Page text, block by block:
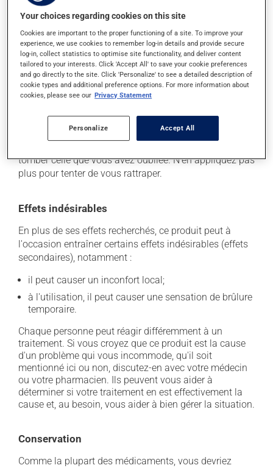
En règle générale, on utilise ce produit deux fois par
jour. Il est possible que votre pharmacien vous ait
indiqué un horaire différent qui est plus approprié pour
vous. Vous devez l'utiliser régulièrement et de façon
continue pour maintenir ses effets bénéfiques.
Pour maintenir ses effets bénéfiques, il doit être utilisé
jamais en manquer. Si vous oubliez une dose,
appliquez-la dès que vous y pensez. S'il est presque
tomber celle que vous avez oubliée. N'en appliquez pas
plus pour tenter de vous rattraper.
Effets indésirables
En plus de ses effets recherchés, ce produit peut à
l'occasion entraîner certains effets indésirables (effets
secondaires), notamment :
il peut causer un inconfort local;
à l'utilisation, il peut causer une sensation de brûlure
temporaire.
Chaque personne peut réagir différemment à un
traitement. Si vous croyez que ce produit est la cause
d'un problème qui vous incommode, qu'il soit
mentionné ici ou non, discutez-en avec votre médecin
ou votre pharmacien. Ils peuvent vous aider à
déterminer si votre traitement en est effectivement la
cause et, au besoin, vous aider à bien gérer la situation.
Conservation
Comme la plupart des médicaments, vous devriez
Your choices regarding cookies on this site
Cookies are important to the proper functioning of a site. To improve your
experience, we use cookies to remember log-in details and provide secure
log-in, collect statistics to optimise site functionality, and deliver content
tailored to your interests. Click 'Accept All' to save your cookie preferences
and go directly to the site. Click 'Personalize' to see a detailed description of
cookie types and additional preference options. For more information about
cookies, please see our Privacy Statement
Personalize Accept All